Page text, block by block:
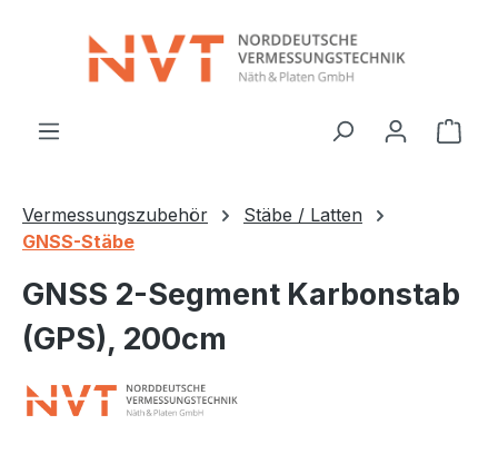
Vermessungszubehör
Stäbe / Latten
GNSS-Stäbe
GNSS 2-Segment Karbonstab
(GPS), 200cm